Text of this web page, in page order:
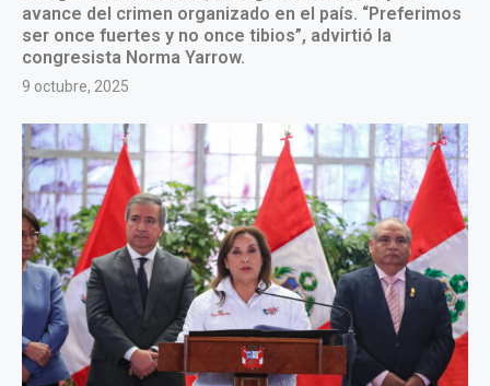
avance del crimen organizado en el país. “Preferimos
ser once fuertes y no once tibios”, advirtió la
congresista Norma Yarrow.
9 octubre, 2025